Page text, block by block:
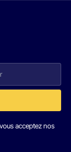
acceptez nos